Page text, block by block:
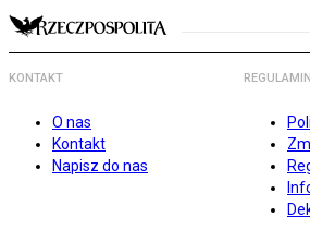
KONTAKT
O nas
Kontakt
Napisz do nas
REGULAMIN